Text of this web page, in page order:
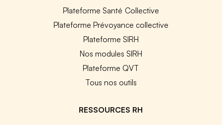
Plateforme Santé Collective
Plateforme Prévoyance collective
Plateforme SIRH
Nos modules SIRH
Plateforme QVT
Tous nos outils
RESSOURCES RH